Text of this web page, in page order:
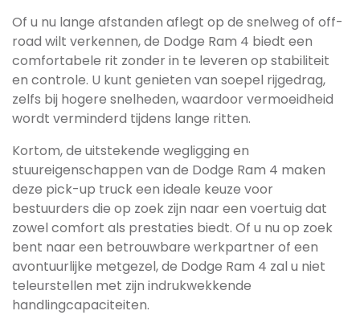
Of u nu lange afstanden aflegt op de snelweg of off-
road wilt verkennen, de Dodge Ram 4 biedt een
comfortabele rit zonder in te leveren op stabiliteit
en controle. U kunt genieten van soepel rijgedrag,
zelfs bij hogere snelheden, waardoor vermoeidheid
wordt verminderd tijdens lange ritten.
Kortom, de uitstekende wegligging en
stuureigenschappen van de Dodge Ram 4 maken
deze pick-up truck een ideale keuze voor
bestuurders die op zoek zijn naar een voertuig dat
zowel comfort als prestaties biedt. Of u nu op zoek
bent naar een betrouwbare werkpartner of een
avontuurlijke metgezel, de Dodge Ram 4 zal u niet
teleurstellen met zijn indrukwekkende
handlingcapaciteiten.